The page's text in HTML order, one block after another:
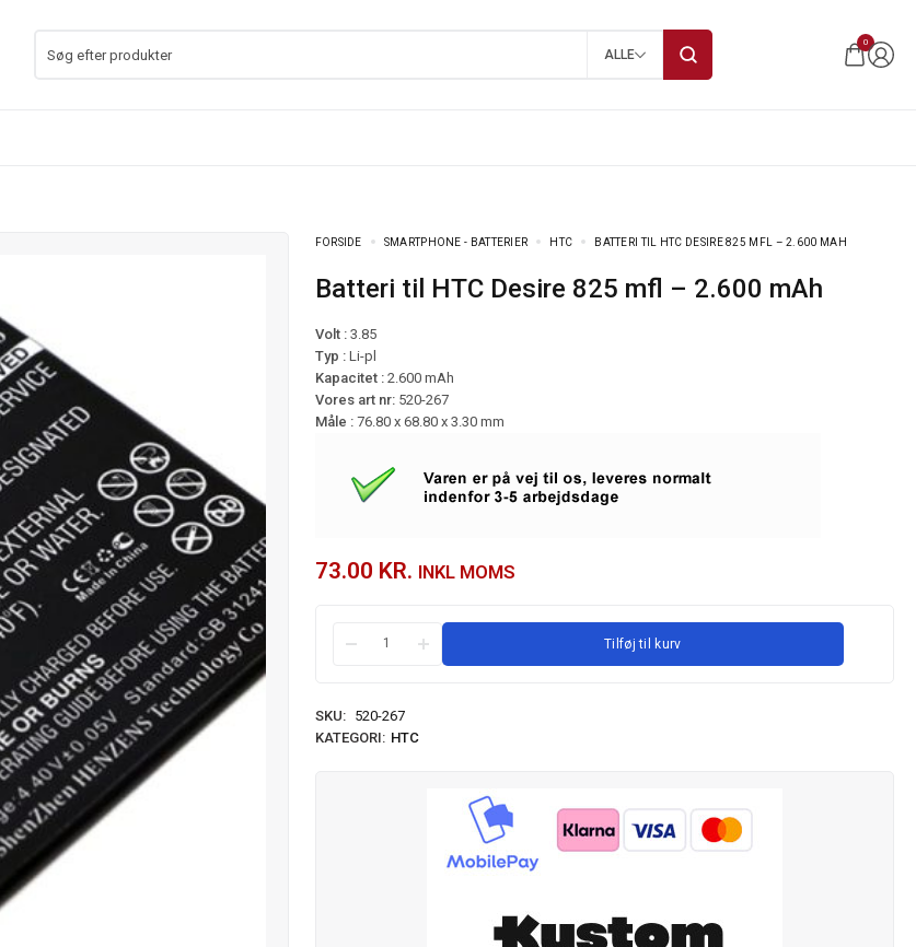
ALLE
0
FORSIDE SMARTPHONE - BATTERIER HTC BATTERI TIL HTC DESIRE 825 MFL – 2.600 MAH
Batteri til HTC Desire 825 mfl – 2.600 mAh
Volt :3.85
Typ : Li-pl
Kapacitet : 2.600 mAh
Vores art nr: 520-267
Måle : 76.80 x 68.80 x 3.30 mm
73.00 KR. INKL MOMS
Tilføj til kurv
SKU:
520-267
KATEGORI: HTC